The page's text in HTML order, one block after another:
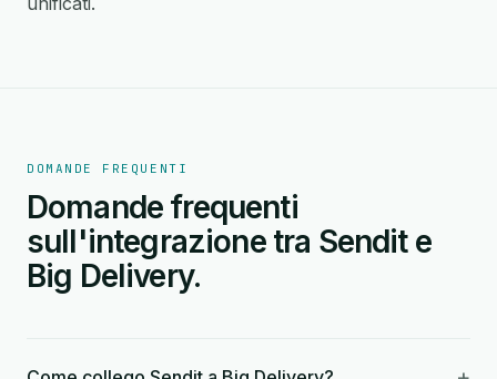
DOMANDE FREQUENTI
Domande frequenti
sull'integrazione tra Sendit e
Big Delivery.